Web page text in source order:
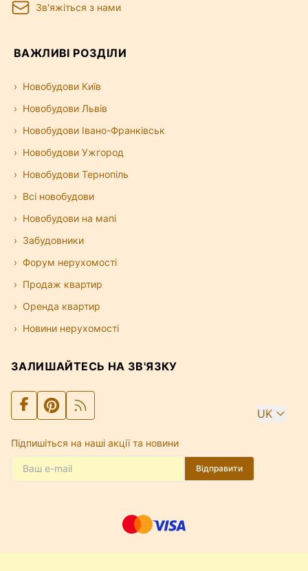
Зв'яжіться з нами
ВАЖЛИВІ РОЗДІЛИ
Новобудови Київ
Новобудови Львів
Новобудови Івано-Франківськ
Новобудови Ужгород
Новобудови Тернопіль
Всі новобудови
Новобудови на мапі
Забудовники
Форум нерухомості
Продаж квартир
Оренда квартир
Новини нерухомості
ЗАЛИШАЙТЕСЬ НА ЗВ'ЯЗКУ
UK
Підпишіться на наші акції та новини
Відправити